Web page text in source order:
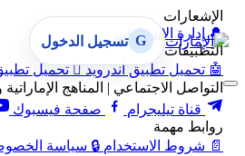
الإشعارات
🔔 إدارة الإشعارات
التطبيقات
🤖 تحميل تطبيق أندرويد  تحميل
التواصل الاجتماعي | المناهج الإماراتية
قناة تيليجرام
صفحة فيسبوك
روابط مهمة
📄 شروط الاستخدام 🔒 سياسة
G تسجيل الدخول